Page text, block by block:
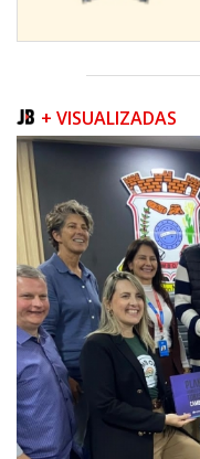
09/08/2026 | 07:00
Prefeitura apresenta
próxima quinta-feira (13/08)
BALNEÁRIO
+ VISUALIZADAS